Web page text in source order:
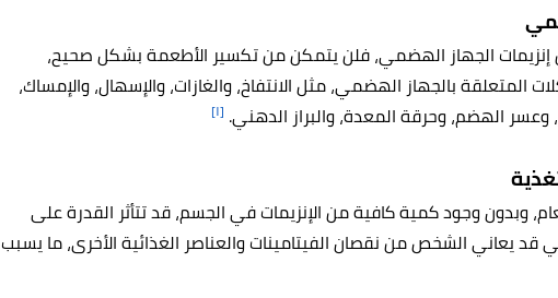
الجهاز الهضمي، فلن يتمكن من تكسير الأطعمة بشكل صحيح،
المتعلقة بالجهاز الهضمي، مثل الانتفاخ، والغازات، والإسهال، والإمساك،
الهضم، وحرقة المعدة، والبراز الدهني. [١]
وبدون وجود كمية كافية من الإنزيمات في الجسم، قد تتأثر القدرة على
قد يعاني الشخص من نقصان الفيتامينات والعناصر الغذائية الأخرى، ما يسبب